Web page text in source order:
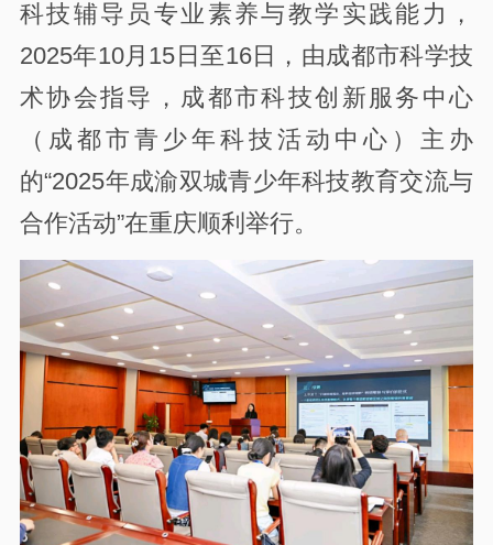
科技辅导员专业素养与教学实践能力，
2025年10月15日至16日，由成都市科学技
术协会指导，成都市科技创新服务中心
（成都市青少年科技活动中心）主办
的“2025年成渝双城青少年科技教育交流与
合作活动”在重庆顺利举行。